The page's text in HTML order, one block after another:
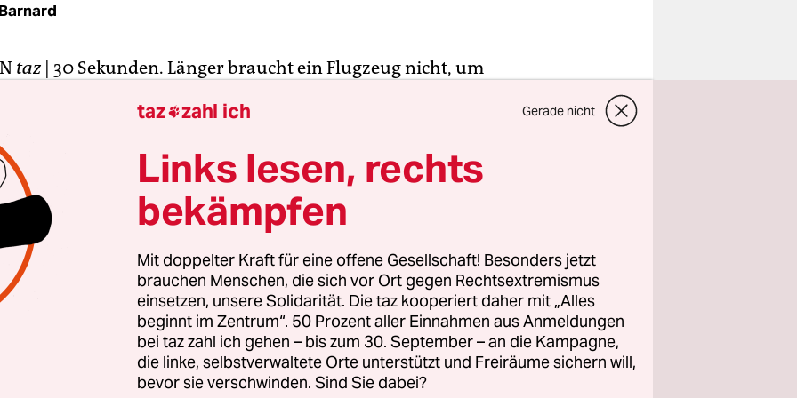
taz | 30 Sekunden. Länger braucht ein Flugzeug nicht, um
Emsland zurückzulegen. Der Flugplatz gehört der
Luftwaffe, die dort eingesetzten Maschinen sind bewaffnete
Acht Kilometer entfernt liegt, unweit der Stadt
Emsland. Es gehört zu den neueren deutschen
1988 den Betrieb auf und wird bis mindestens 2020 am
Überflüge pro Jahr gibt es auf Nordhorn Range - das Risiko
in Nähe des Atomkraftwerkes ist offensichtlich, die
solchen Vorfalls sind kaum abzuschätzen. Noch 2003 kam
der Internationalen Länderkommission
taz zahl ich Gerade nicht
Links lesen, rechts
bekämpfen
Mit doppelter Kraft für eine offene Gesellschaft! Besonders jetzt
brauchen Menschen, die sich vor Ort gegen Rechtsextremismus
einsetzen, unsere Solidarität. Die taz kooperiert daher mit „Alles
beginnt im Zentrum“. 50 Prozent aller Einnahmen aus Anmeldungen
bei taz zahl ich gehen – bis zum 30. September – an die Kampagne,
die linke, selbstverwaltete Orte unterstützt und Freiräume sichern will,
bevor sie verschwinden. Sind Sie dabei?